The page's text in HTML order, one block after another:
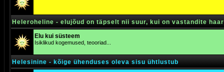
Heleroheline - elujõud on täpselt nii suur, kui on vastandite
Elu kui süsteem
Isiklikud kogemused, teooriad...
Helesinine - kõige ühenduses oleva sisu ühtlustub